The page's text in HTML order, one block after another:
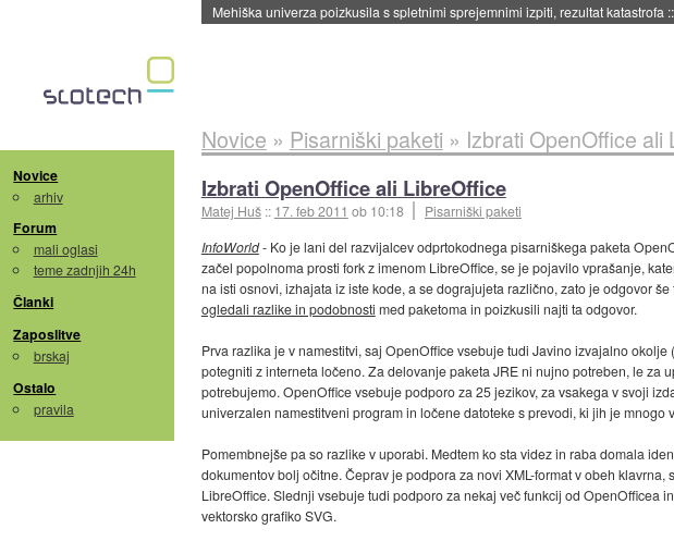
Evropska vesoljska agencija razvija svojo raketo za večkratno uporabo::4.
Novice
arhiv
Forum
mali oglasi
teme zadnjih 24h
Članki
Zaposlitve
brskaj
Ostalo
pravila
Novice » Pisarniški paketi » Izbrati OpenOffice ali
Izbrati OpenOffice ali LibreOffice
Matej Huš :: 17. feb 2011 ob 10:18 Pisarniški paketi
InfoWorld- Ko je lani del razvijalcev odprtokodnega pisarniškega paketa
začel popolnoma prosti fork z imenom LibreOffice, se je pojavilo vprašanje,
na isti osnovi, izhajata iz iste kode, a se dograjujeta različno, zato je odgovor še
ogledali razlike in podobnosti med paketoma in poizkusili najti ta odgovor.
Prva razlika je v namestitvi, saj OpenOffice vsebuje tudi Javino izvajalno
potegniti z interneta ločeno. Za delovanje paketa JRE ni nujno potreben, le za
potrebujemo. OpenOffice vsebuje podporo za 25 jezikov, za vsakega v svoji
univerzalen namestitveni program in ločene datoteke s prevodi, ki jih je mnogo
Pomembnejše pa so razlike v uporabi. Medtem ko sta videz in raba domala
dokumentov bolj očitne. Čeprav je podpora za novi XML-format v obeh
LibreOffice. Slednji vsebuje tudi podporo za nekaj več funkcij od OpenOfficea
vektorsko grafiko SVG.